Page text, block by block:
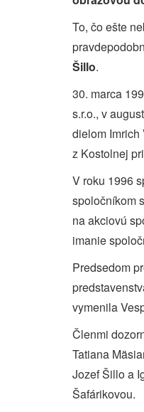
To, čo ešte
Šillo.
30. marca
s.r.o., v
dielom Imrich
z Kostolnej
V roku 1996
spoločníkom
na akciovú
imanie
Predsedom
vymenila
Členmi
Tatiana
Jozef Šillo a
Šafárikovou.